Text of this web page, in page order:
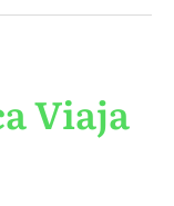
Viaja